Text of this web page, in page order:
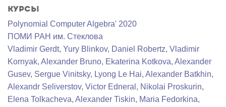
Курсы
Polynomial Computer Algebra' 2020
ПОМИ РАН им. Стеклова
Vladimir Gerdt, Yury Blinkov, Daniel Robertz, Vladimir
Kornyak, Alexander Bruno, Ekaterina Kotkova, Alexander
Gusev, Sergue Vinitsky, Lyong Le Hai, Alexander Batkhin,
Alexandr Seliverstov, Victor Edneral , Nikolai Proskurin,
Elena Tolkacheva, Alexander Tiskin, Maria Fedorkina,